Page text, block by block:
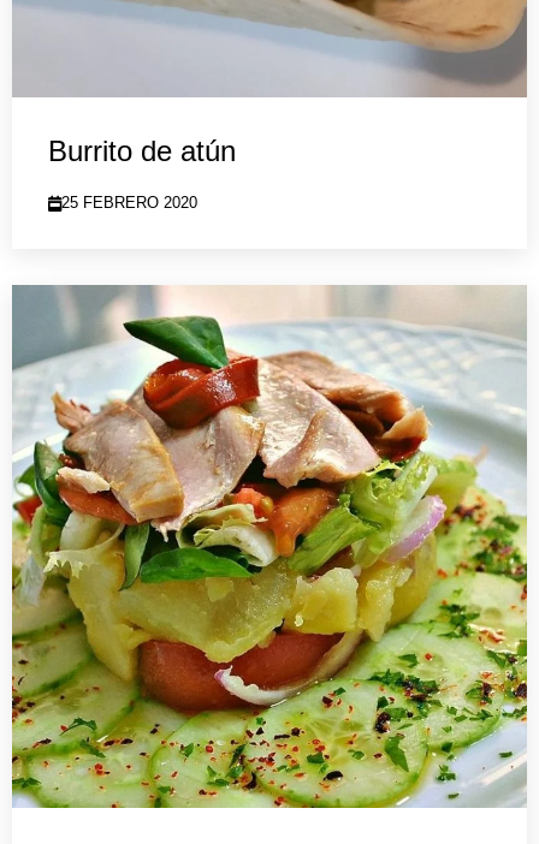
Burrito de atún
25 FEBRERO 2020